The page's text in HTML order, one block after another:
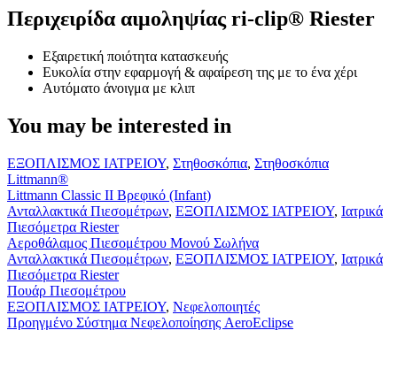
Περιχειρίδα αιμοληψίας ri-clip® Riester
Εξαιρετική ποιότητα κατασκευής
Ευκολία στην εφαρμογή & αφαίρεση της με το ένα χέρι
Αυτόματο άνοιγμα με κλιπ
You may be interested in
Littmann
Classic
II
Βρεφικό
(Infant)
ΕΞΟΠΛΙΣΜΟΣ ΙΑΤΡΕΙΟΥ, Στηθοσκόπια, Στηθοσκόπια
Littmann®
Littmann Classic II Βρεφικό (Infant)
Αεροθάλαμος
Πιεσομέτρου
Μονού
Σωλήνα
Ανταλλακτικά Πιεσομέτρων, ΕΞΟΠΛΙΣΜΟΣ ΙΑΤΡΕΙΟΥ, Ιατρικά
Πιεσόμετρα Riester
Αεροθάλαμος Πιεσομέτρου Μονού Σωλήνα
Πουάρ
Πιεσομέτρου
Ανταλλακτικά Πιεσομέτρων, ΕΞΟΠΛΙΣΜΟΣ ΙΑΤΡΕΙΟΥ, Ιατρικά
Πιεσόμετρα Riester
Πουάρ Πιεσομέτρου
Προηγμένο
Σύστημα
ΕΞΟΠΛΙΣΜΟΣ ΙΑΤΡΕΙΟΥ, Νεφελοποιητές
Προηγμένο Σύστημα Νεφελοποίησης AeroEclipse